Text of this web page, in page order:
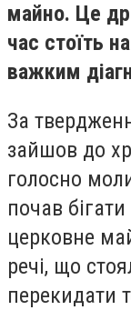
майно. Це
час стоїть
важким
За
зайшов до
голосно
почав
церковне
речі, що
перекидати